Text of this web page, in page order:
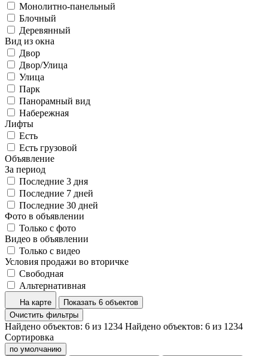
Монолитно-панельный
Блочный
Деревянный
Вид из окна
Двор
Двор/Улица
Улица
Парк
Панорамный вид
Набережная
Лифты
Есть
Есть грузовой
Объявление
За период
Последние 3 дня
Последние 7 дней
Последние 30 дней
Фото в объявлении
Только с фото
Видео в объявлении
Только с видео
Условия продажи во вторичке
Свободная
Альтернативная
На карте
Показать 6 объектов
Очистить фильтры
Найдено объектов: 6 из 1234 Найдено объектов: 6 из 1234
Сортировка
по умолчанию